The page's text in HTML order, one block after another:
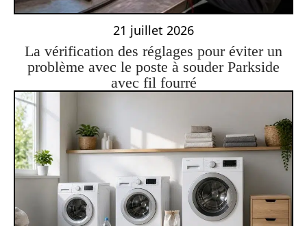
21 juillet 2026
La vérification des réglages pour éviter un
problème avec le poste à souder Parkside
avec fil fourré